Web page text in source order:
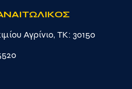
Αγρίνιο, TK: 30150